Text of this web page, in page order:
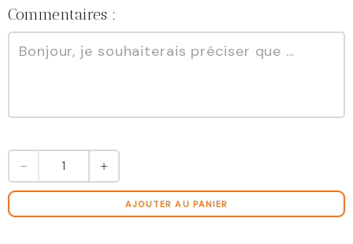
Commentaires :
quantité
de
6
truffes
XL
－ ＋
AJOUTER AU PANIER